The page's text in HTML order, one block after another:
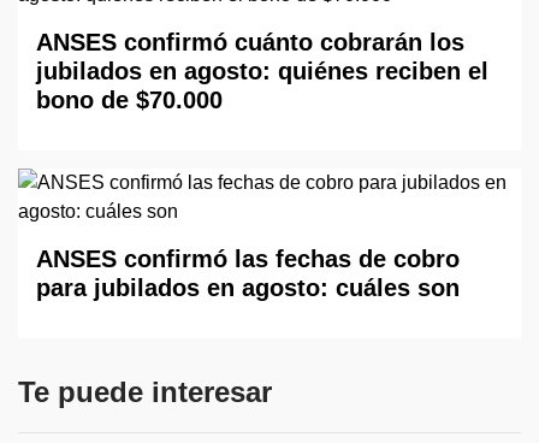
ANSES confirmó cuánto cobrarán los
jubilados en agosto: quiénes reciben el
bono de $70.000
ANSES confirmó las fechas de cobro
para jubilados en agosto: cuáles son
Te puede interesar